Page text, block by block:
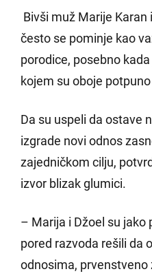
Bivši muž Marije
često se pominje kao
porodice, posebno
kojem su oboje
Da su uspeli da ostave
izgrade novi odnos
zajedničkom cilju,
izvor blizak glumici.
– Marija i Džoel su jako
pored razvoda rešili da
odnosima,